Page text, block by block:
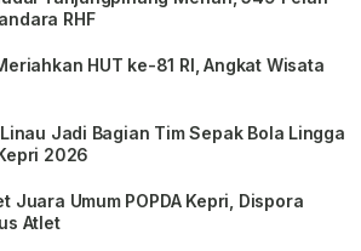
RHF
HUT ke-81 RI, Angkat Wisata
Jadi Bagian Tim Sepak Bola Lingga
2026
Juara Umum POPDA Kepri, Dispora
Atlet